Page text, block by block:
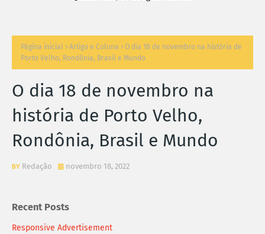
Página inicial Artigo e Coluna
O dia 18 de novembro na história de
Porto Velho, Rondônia, Brasil e Mundo
O dia 18 de novembro na
história de Porto Velho,
Rondônia, Brasil e Mundo
Redação novembro 18, 2022
Recent Posts
Responsive Advertisement